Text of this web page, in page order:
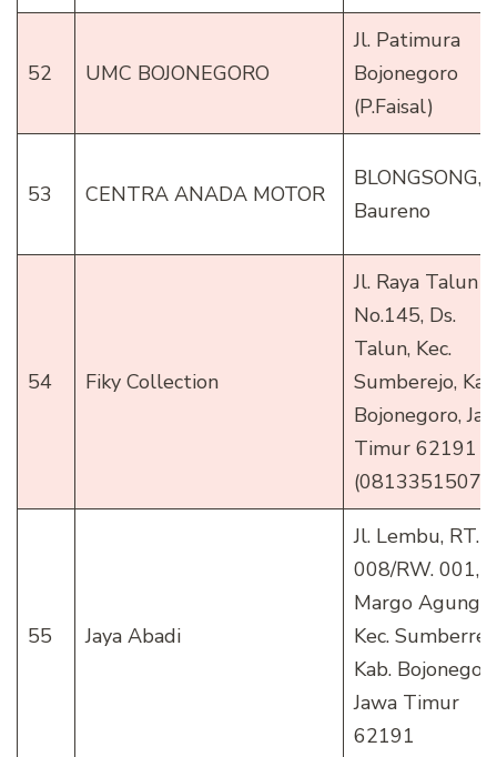
52 UMC BOJONEGORO
Jl. Patimura
Bojonegoro
(P.Faisal)
53 CENTRA ANADA MOTOR
BLONGSONG,
Baureno
54 Fiky Collection
Jl. Raya Talun
No.145, Ds.
Talun, Kec.
Sumberejo,
Bojonegoro,
Timur 62191
55 Jaya Abadi
Jl. Lembu, RT.
008/RW. 001,
Margo Agung ,
Kec.
Kab.
Jawa Timur
62191